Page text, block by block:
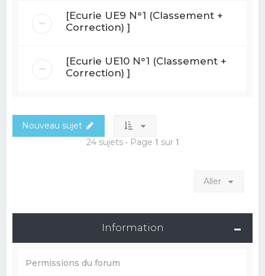
[Ecurie UE9 N°1 (Classement +
Correction) ]
[Ecurie UE10 N°1 (Classement +
Correction) ]
Nouveau sujet
24 sujets • Page 1 sur 1
Aller
Information
Permissions du forum